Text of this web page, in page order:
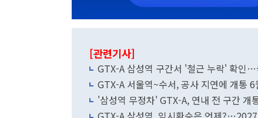
[관련기사]
GTX-A 삼성역 구간서 '철근 누락' 확인…
GTX-A 서울역~수서, 공사 지연에 개통
'삼성역 무정차' GTX-A, 연내 전 구간